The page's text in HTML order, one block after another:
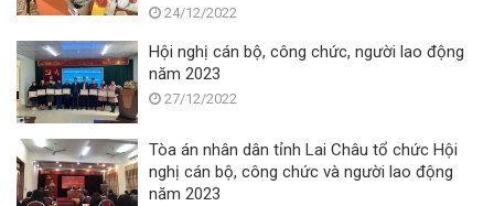
24/12/2022
Hội nghị cán bộ, công chức, người lao động
năm 2023
27/12/2022
Tòa án nhân dân tỉnh Lai Châu tổ chức Hội
nghị cán bộ, công chức và người lao động
năm 2023